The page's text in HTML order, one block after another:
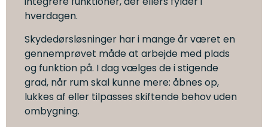
hverdagen.
Skydedørsløsninger har i mange år været en
gennemprøvet måde at arbejde med plads
og funktion på. I dag vælges de i stigende
grad, når rum skal kunne mere: åbnes op,
lukkes af eller tilpasses skiftende behov uden
ombygning.